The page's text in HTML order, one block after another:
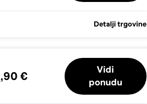
Detalji trgovine
€
Vidi
ponudu